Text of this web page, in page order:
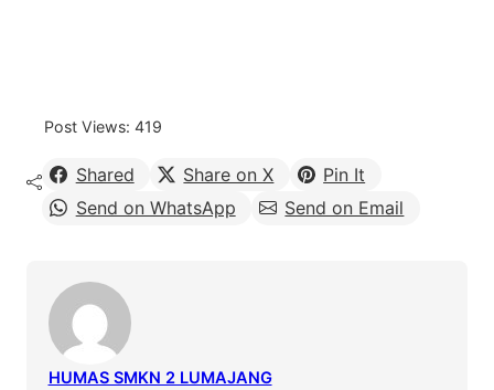
Post Views: 419
Shared Share on X
Pin It
Send on WhatsApp
Send on Email
HUMAS SMKN 2 LUMAJANG